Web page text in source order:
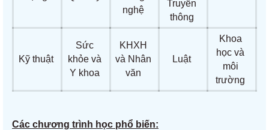
nghệ
Truyền
thông
Kỹ thuật
Sức
khỏe và
Y khoa
KHXH
và Nhân
văn
Luật
Khoa
học và
môi
trường
Các chương trình học phổ biến: